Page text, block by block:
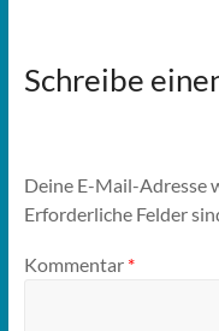
Schreibe
Deine E-Mail-Adresse
Erforderliche Felder
Kommentar *